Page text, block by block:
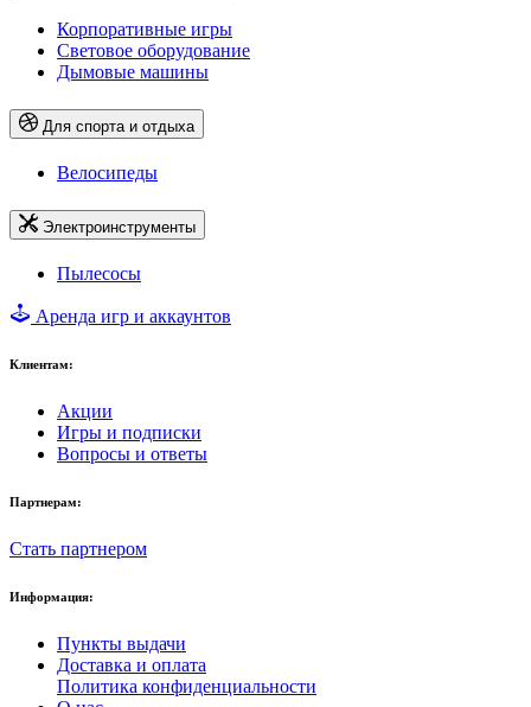
Корпоративные игры
Световое оборудование
Дымовые машины
Для спорта и отдыха
Велосипеды
Электроинструменты
Пылесосы
Аренда игр и аккаунтов
Клиентам:
Акции
Игры и подписки
Вопросы и ответы
Партнерам:
Стать партнером
Информация:
Пункты выдачи
Доставка и оплата
Политика конфиденциальности